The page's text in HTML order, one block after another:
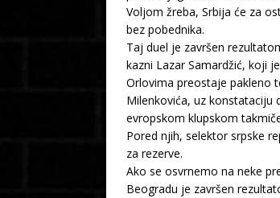
Voljom žreba, Srbija će za
bez pobednika.
Taj duel je završen
kazni Lazar Samardžić, koji
Orlovima preostaje pakleno
Milenkovića, uz konstataciju
evropskom klupskom
Pored njih, selektor srpske
za rezerve.
Ako se osvrnemo na neke
Beogradu je završen